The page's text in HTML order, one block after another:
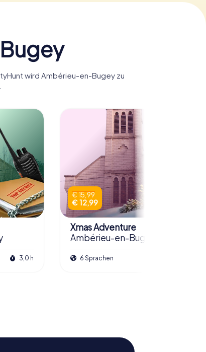
wird Ambérieu-en-Bugey zu
3,0 h
€ 15,99
€ 12,99
Xmas Adventure
Ambérieu-en-Bugey
6 Sprachen